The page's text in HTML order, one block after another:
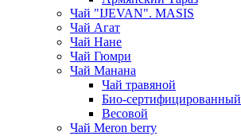
Чай "IJEVAN". MASIS
Чай Агат
Чай Нане
Чай Гюмри
Чай Манана
Чай травяной
Био-сертифицированный
Весовой
Чай Meron berry